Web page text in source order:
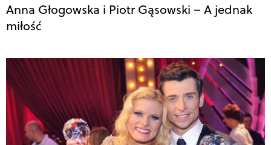
Anna Głogowska i Piotr Gąsowski – A jednak
miłość